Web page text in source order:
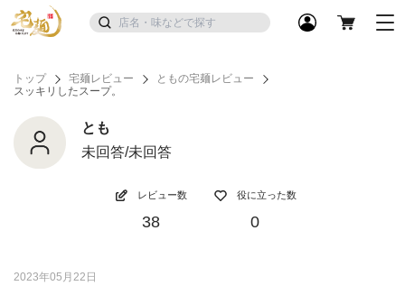
トップ 宅麺レビュー
ともの宅麺レビュー
スッキリしたスープ。
とも
未回答/未回答
レビュー数
38
役に立った数
0
2023年05月22日